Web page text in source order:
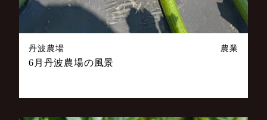
丹波農場 農業
6月丹波農場の風景